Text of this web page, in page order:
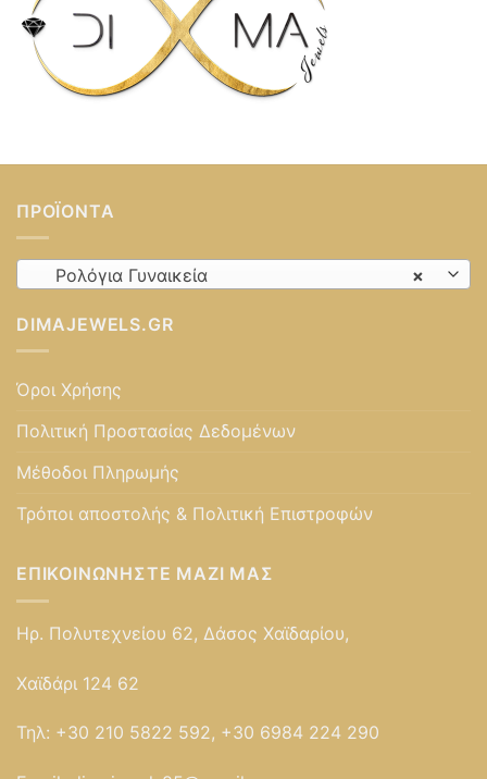
ΠΡΟΪΌΝΤΑ
×
Ρολόγια Γυναικεία
DIMAJEWELS.GR
Όροι Χρήσης
Πολιτική Προστασίας Δεδομένων
Μέθοδοι Πληρωμής
Τρόποι αποστολής & Πολιτική Επιστροφών
ΕΠΙΚΟΙΝΩΝΉΣΤΕ ΜΑΖΊ ΜΑΣ
Ηρ. Πολυτεχνείου 62, Δάσος Χαϊδαρίου,
Χαϊδάρι 124 62
Τηλ: +30 210 5822 592, +30 6984 224 290